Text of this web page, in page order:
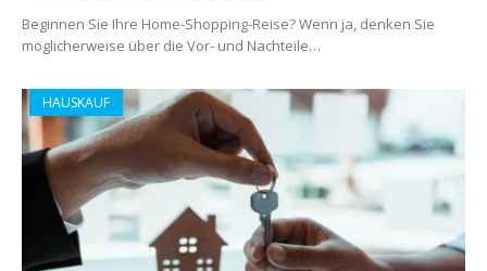
Beginnen Sie Ihre Home-Shopping-Reise? Wenn ja, denken Sie
möglicherweise über die Vor- und Nachteile…
HAUSKAUF